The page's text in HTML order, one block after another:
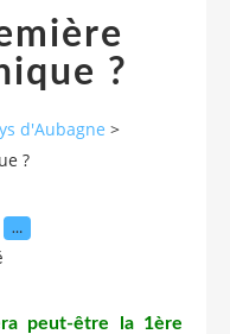
?
d'Aubagne >
?
…
peut-être la 1ère